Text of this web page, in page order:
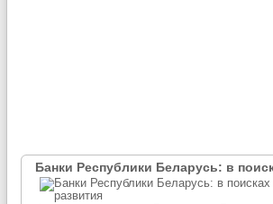
Банки Республики Беларусь: в